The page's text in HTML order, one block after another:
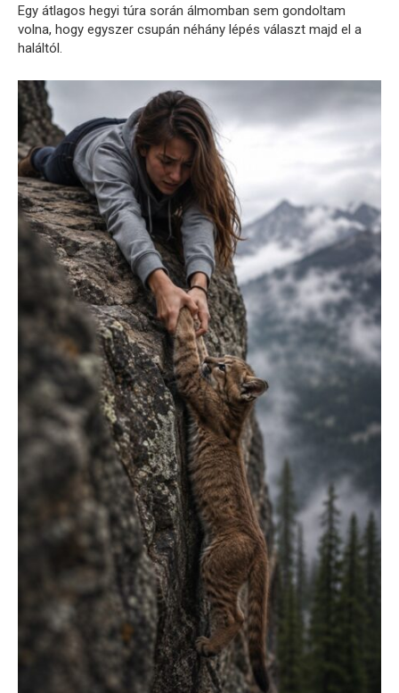
Egy átlagos hegyi túra során álmomban sem gondoltam
volna, hogy egyszer csupán néhány lépés választ majd el a
haláltól.